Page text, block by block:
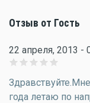
Отзыв от Гость
22 апреля, 2013 -
года летаю по